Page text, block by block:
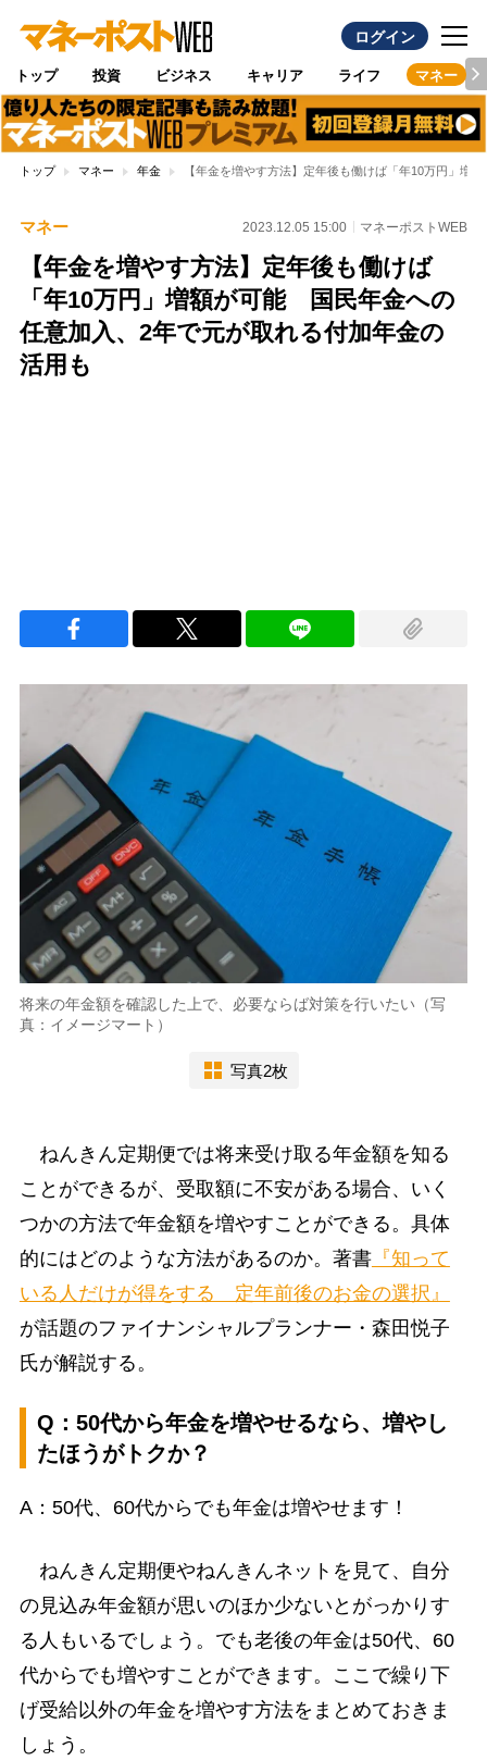
ログイン
トップ 投資 ビジネス キャリア ライフ マネー
トップ マネー 年金 【年金を増やす方法】定年後も働けば「年10万円」
マネー 2023.12.05 15:00 マネーポストWEB
【年金を増やす方法】定年後も働けば
「年10万円」増額が可能 国民年金への
任意加入、2年で元が取れる付加年金の
活用も
将来の年金額を確認した上で、必要ならば対策を行いたい（写
真：イメージマート）
写真2枚
ねんきん定期便では将来受け取る年金額を知る
ことができるが、受取額に不安がある場合、いく
つかの方法で年金額を増やすことができる。具体
的にはどのような方法があるのか。著書『知って
いる人だけが得をする 定年前後のお金の選択』
が話題のファイナンシャルプランナー・森田悦子
氏が解説する。
Q：50代から年金を増やせるなら、増やし
たほうがトクか？
A：50代、60代からでも年金は増やせます！
ねんきん定期便やねんきんネットを見て、自分
の見込み年金額が思いのほか少ないとがっかりす
る人もいるでしょう。でも老後の年金は50代、60
代からでも増やすことができます。ここで繰り下
げ受給以外の年金を増やす方法をまとめておきま
しょう。